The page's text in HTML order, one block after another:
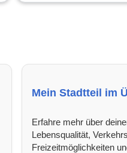
Mein Stadtteil im
Erfahre mehr über
Lebensqualität,
Freizeitmöglichkeiten